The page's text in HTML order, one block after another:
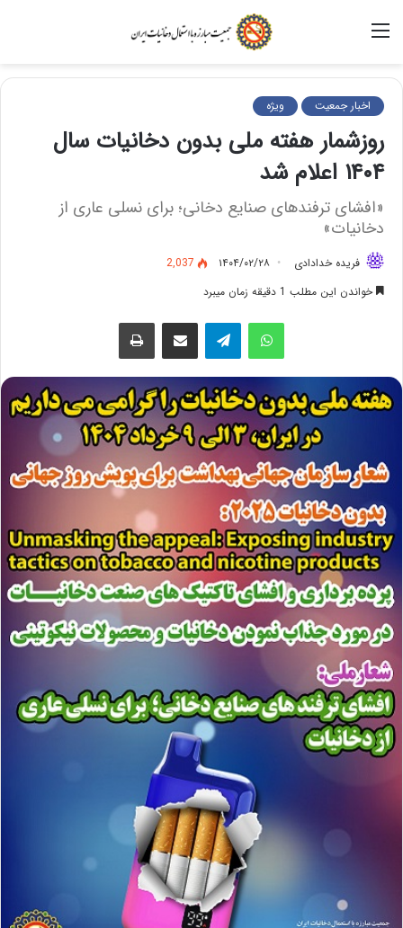
اخبار جمعیت ویژه
روزشمار هفته ملی بدون دخانیات سال
۱۴۰۴ اعلام شد
«افشای ترفندهای صنایع دخانی؛ برای نسلی عاری از
دخانیات»
فریده خدادادی ۱۴۰۴/۰۲/۲۸
2,037
خواندن این مطلب 1 دقیقه زمان میبرد
واتس آپ اشتراک گذاری از طریق ایمیل